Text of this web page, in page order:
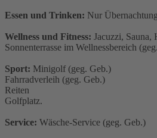
Essen und Trinken: Nur
Wellness und Fitness: Jacuzzi, Sauna,
Sonnenterrasse im Wellnessbereich
Sport: Minigolf (geg. Geb.)
Fahrradverleih (geg. Geb.)
Reiten
Golfplatz.
Service: Wäsche-Service (geg. Geb.)